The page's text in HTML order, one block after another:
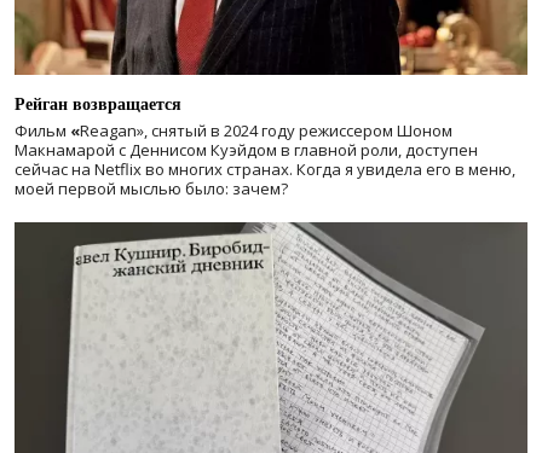
Рейган возвращается
Фильм «Reagan», снятый в 2024 годурежиссером Шоном
Макнамарой с Деннисом Куэйдом в главной роли, доступен
сейчас на Netflix во многих странах. Когда я увидела его в меню,
моей первой мыслью было: зачем?